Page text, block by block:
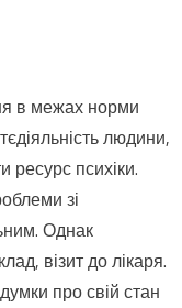
в межах норми
людини,
ресурс психіки.
зі
Однак
візит до лікаря.
про свій стан